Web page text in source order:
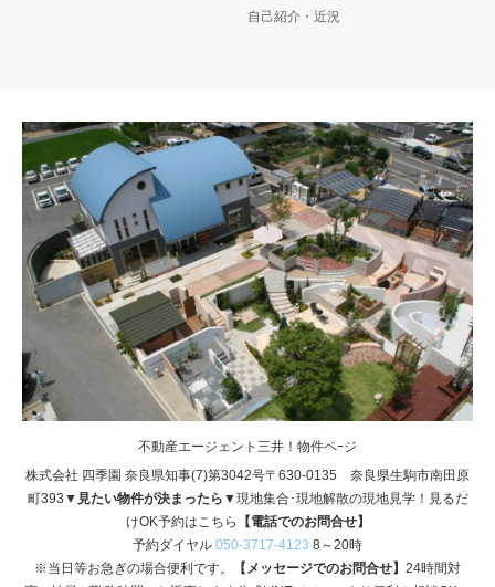
自己紹介・近況
不動産エージェント三井！物件ペｰジ
株式会社 四季園 奈良県知事(7)第3042号〒630-0135 奈良県生駒市南田原
町393 ▼見たい物件が決まったら▼現地集合･現地解散の現地見学！見るだ
けOK予約はこちら
【電話でのお問合せ】
予約ダイヤル 050-3717-4123 8～20時
※当日等お急ぎの場合便利です。
【メッセージでのお問合せ】 24時間対